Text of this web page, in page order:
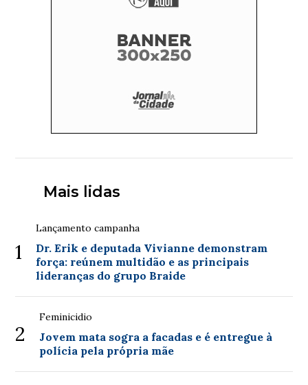
Mais lidas
1
Lançamento campanha
Dr. Erik e deputada Vivianne demonstram
força: reúnem multidão e as principais
lideranças do grupo Braide
2
Feminicidio
Jovem mata sogra a facadas e é entregue à
polícia pela própria mãe